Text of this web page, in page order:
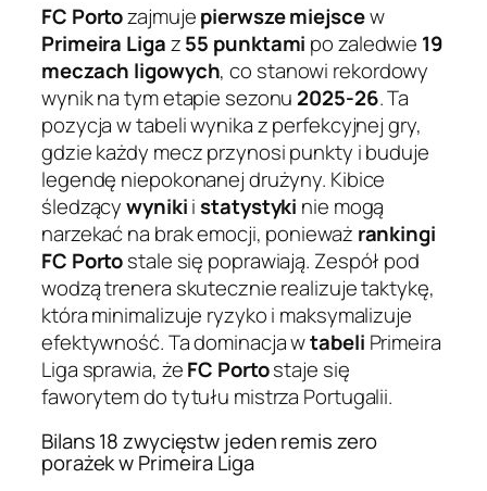
FC Portozajmujepierwsze miejscew
Primeira Ligaz55 punktami po zaledwie 19
meczach ligowych, co stanowi rekordowy
wynik na tym etapie sezonu 2025-26. Ta
pozycja w tabeli wynika z perfekcyjnej gry,
gdzie każdy mecz przynosi punkty i buduje
legendę niepokonanej drużyny. Kibice
śledzącywynikiistatystyki nie mogą
narzekać na brak emocji, ponieważ rankingi
FC Portostale się poprawiają. Zespół pod
wodzą trenera skutecznie realizuje taktykę,
która minimalizuje ryzyko i maksymalizuje
efektywność. Ta dominacja wtabeli Primeira
Liga sprawia, żeFC Portostaje się
faworytem do tytułu mistrza Portugalii.
Bilans 18 zwycięstw jeden remis zero
porażek w Primeira Liga